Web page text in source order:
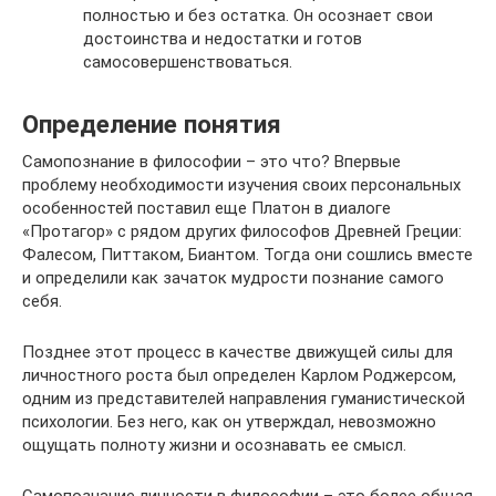
полностью и без остатка. Он осознает свои
достоинства и недостатки и готов
самосовершенствоваться.
Определение понятия
Самопознание в философии – это что? Впервые
проблему необходимости изучения своих персональных
особенностей поставил еще Платон в диалоге
«Протагор» с рядом других философов Древней Греции:
Фалесом, Питтаком, Биантом. Тогда они сошлись вместе
и определили как зачаток мудрости познание самого
себя.
Позднее этот процесс в качестве движущей силы для
личностного роста был определен Карлом Роджерсом,
одним из представителей направления гуманистической
психологии. Без него, как он утверждал, невозможно
ощущать полноту жизни и осознавать ее смысл.